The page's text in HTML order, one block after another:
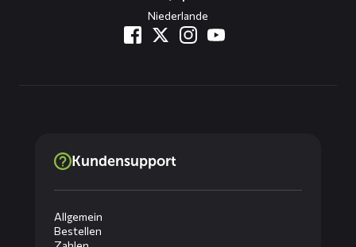
Niederlande
Kundensupport
Allgemein
Bestellen